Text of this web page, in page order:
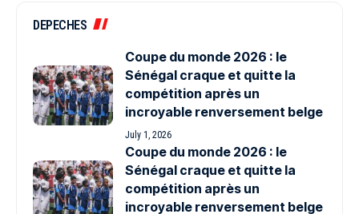
DEPECHES
Coupe du monde 2026 : le
Sénégal craque et quitte la
compétition après un
incroyable renversement belge
July 1, 2026
Coupe du monde 2026 : le
Sénégal craque et quitte la
compétition après un
incroyable renversement belge